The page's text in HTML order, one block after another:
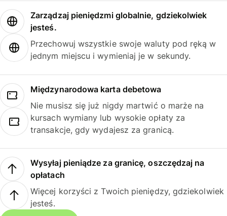
Zarządzaj pieniędzmi globalnie, gdziekolwiek
jesteś.
Przechowuj wszystkie swoje waluty pod ręką w
jednym miejscu i wymieniaj je w sekundy.
Międzynarodowa karta debetowa
Nie musisz się już nigdy martwić o marże na
kursach wymiany lub wysokie opłaty za
transakcje, gdy wydajesz za granicą.
Wysyłaj pieniądze za granicę, oszczędzaj na
opłatach
Więcej korzyści z Twoich pieniędzy, gdziekolwiek
jesteś.